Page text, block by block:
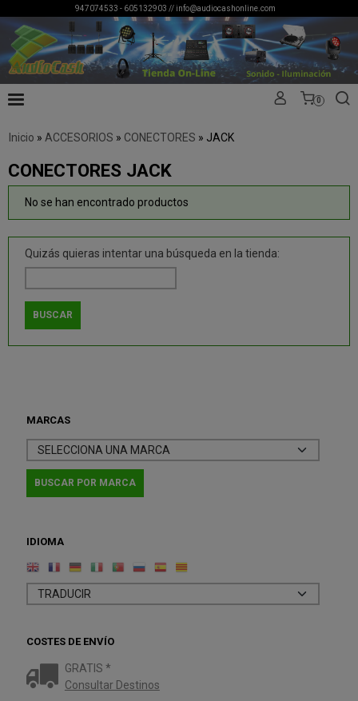
947074533 - 605132903 // info@audiocashonline.com
0
MARCAS
IDIOMA
COSTES DE ENVÍO
GRATIS *
Consultar Destinos
Inicio » ACCESORIOS » CONECTORES » JACK
CONECTORES JACK
No se han encontrado productos
Quizás quieras intentar una búsqueda en la tienda: